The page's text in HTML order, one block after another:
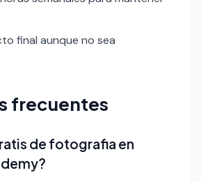
final aunque no sea
frecuentes
de fotografia en